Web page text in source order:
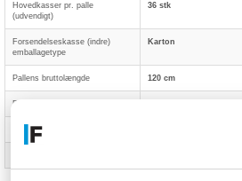
Hovedkasser pr. palle
(udvendigt)
36 stk
Forsendelseskasse (indre)
emballagetype
Karton
Pallens bruttolængde 120 cm
Pallens bruttobredde
Pallens bruttovolumen